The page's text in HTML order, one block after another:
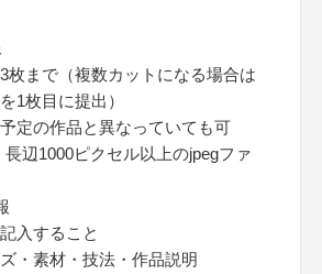
まで（複数カットになる場合は
1枚目に提出）
定の作品と異なっていても可
辺1000ピクセル以上のjpegファ
入すること
・素材・技法・作品説明